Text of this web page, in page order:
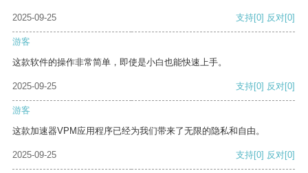
2025-09-25 支持[0] 反对[0]
游客
这款软件的操作非常简单，即使是小白也能快速上手。
2025-09-25 支持[0] 反对[0]
游客
这款加速器VPM应用程序已经为我们带来了无限的隐私和自由。
2025-09-25 支持[0] 反对[0]